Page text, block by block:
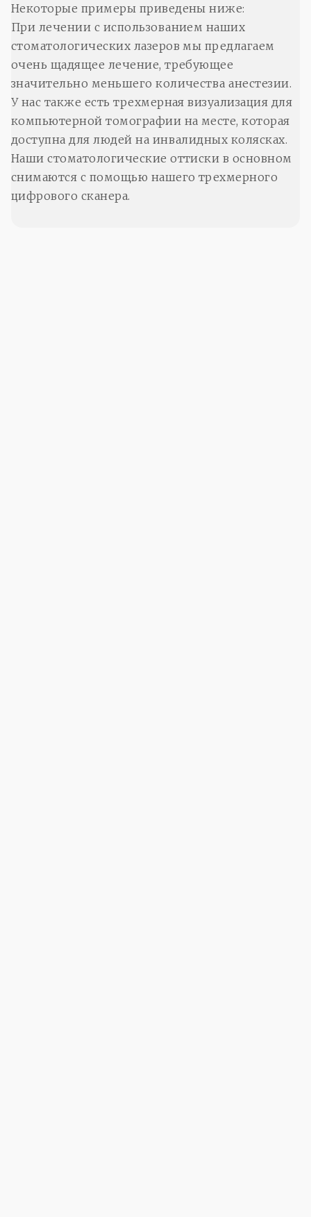
Некоторые примеры приведены ниже:
При лечении с использованием наших
стоматологических лазеров мы предлагаем
очень щадящее лечение, требующее
значительно меньшего количества анестезии.
У нас также есть трехмерная визуализация для
компьютерной томографии на месте, которая
доступна для людей на инвалидных колясках.
Наши стоматологические оттиски в основном
снимаются с помощью нашего трехмерного
цифрового сканера.